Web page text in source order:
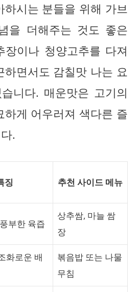
시는 분들을 위해 가브
을 더해주는 것도 좋은
장이나 청양고추를 다져
하면서도 감칠맛 나는 요
니다. 매운맛은 고기의
하게 어우러져 색다른 즐
.
징 추천 사이드 메뉴
부한 육즙
상추쌈, 마늘 쌈
장
화로운 배
볶음밥 또는 나물
무침